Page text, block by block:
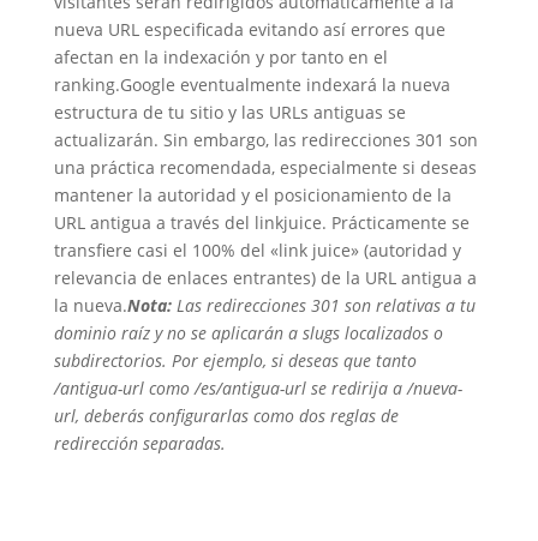
nueva URL especificada evitando así errores que
afectan en la indexación y por tanto en el
ranking.Google eventualmente indexará la nueva
estructura de tu sitio y las URLs antiguas se
actualizarán. Sin embargo, las redirecciones 301 son
una práctica recomendada, especialmente si deseas
mantener la autoridad y el posicionamiento de la
URL antigua a través del linkjuice. Prácticamente se
transfiere casi el 100% del «link juice» (autoridad y
relevancia de enlaces entrantes) de la URL antigua a
la nueva.Nota: Las redirecciones 301 son relativas a tu
dominio raíz y no se aplicarán a slugs localizados o
subdirectorios. Por ejemplo, si deseas que tanto
/antigua-urlcomo/es/antigua-urlse redirija a/nueva-
url, deberás configurarlas como dos reglas de
redirección separadas.